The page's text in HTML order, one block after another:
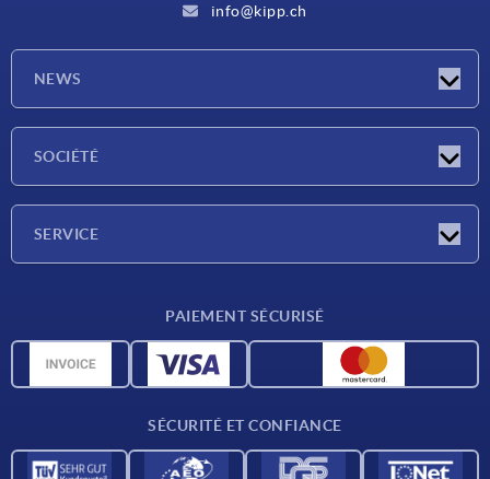
info@kipp.ch
NEWS
SOCIÉTÉ
SERVICE
Données CAO
PAIEMENT SÉCURISÉ
SÉCURITÉ ET CONFIANCE